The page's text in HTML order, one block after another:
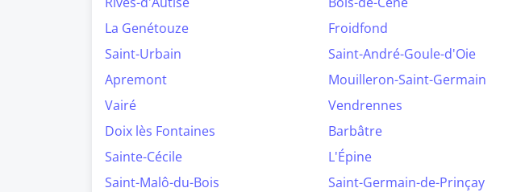
La Genétouze
Froidfond
Saint-Urbain
Saint-André-Goule-d'Oie
Apremont
Mouilleron-Saint-Germain
Vairé
Vendrennes
Doix lès Fontaines
Barbâtre
Sainte-Cécile
L'Épine
Saint-Malô-du-Bois
Saint-Germain-de-Prinçay